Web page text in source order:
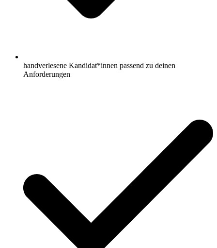
handverlesene Kandidat*innen passend zu deinen
Anforderungen